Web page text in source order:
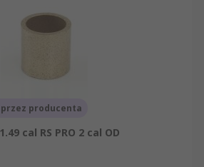
możliwość jego szybkiego
producenta
cal RS PRO 2 cal OD